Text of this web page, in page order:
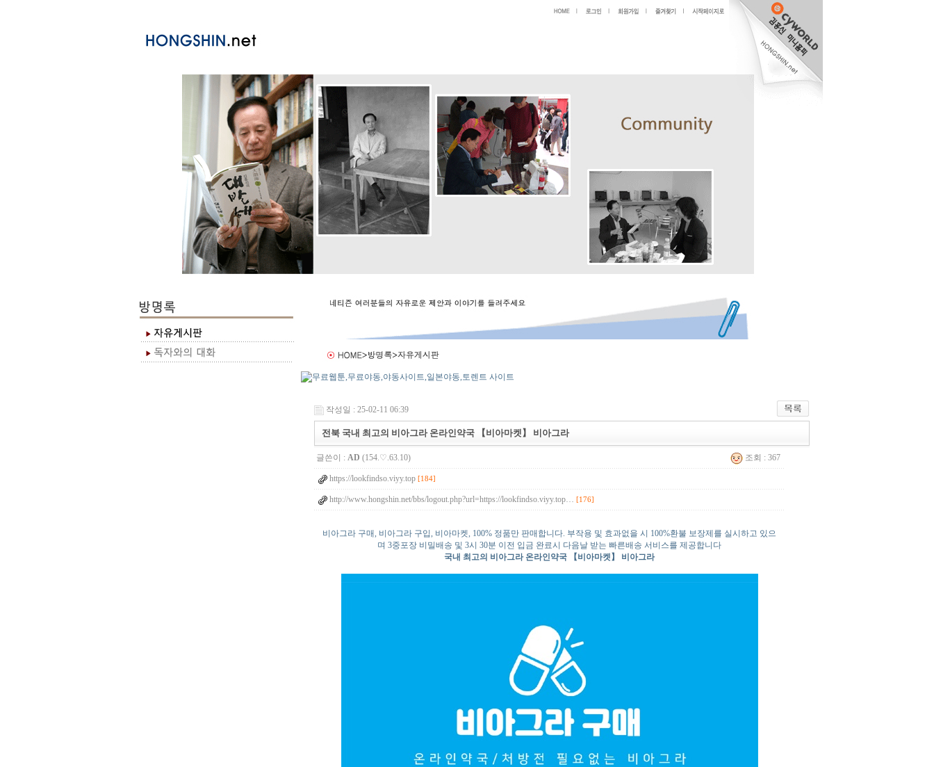
작성일 : 25-02-11 06:39
전북 국내 최고의 비아그라 온라인약국 【비아마켓】 비아그라
글쓴이 : AD (154.♡.63.10) 조회 : 367
https://lookfindso.viyy.top [184]
http://www.hongshin.net/bbs/logout.php?url=https://lookfindso.viyy.top… [176]
비아그라 구매, 비아그라 구입, 비아마켓, 100% 정품만 판매합니다. 부작용 및 효과없을 시 100%환불 보장제를 실시하고 있으
며 3중포장 비밀배송 및 3시 30분 이전 입금 완료시 다음날 받는 빠른배송 서비스를 제공합니다
국내 최고의 비아그라 온라인약국 【비아마켓】 비아그라